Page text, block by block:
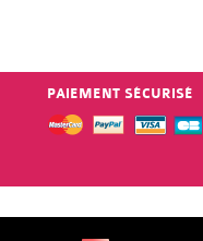
PAIEMENT SÉCURISÉ